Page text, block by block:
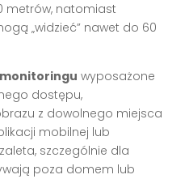
metrów, natomiast
„widzieć” nawet do 60
wyposażone
dostępu,
z dowolnego miejsca
mobilnej lub
szczególnie dla
poza domem lub